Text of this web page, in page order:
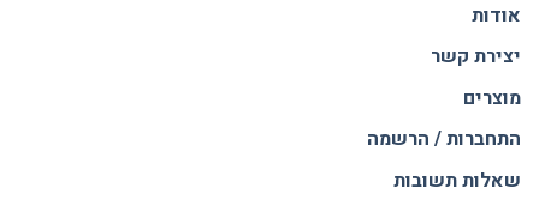
אודות
יצירת קשר
מוצרים
התחברות / הרשמה
שאלות תשובות